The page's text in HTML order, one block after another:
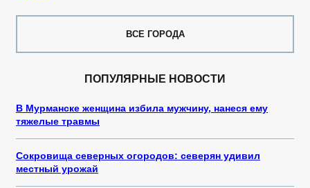
ВСЕ ГОРОДА
ПОПУЛЯРНЫЕ НОВОСТИ
В Мурманске женщина избила мужчину, нанеся ему
тяжелые травмы
Сокровища северных огородов: северян удивил
местный урожай